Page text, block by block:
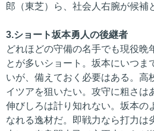
郎（東芝）ら、社会人右腕が候補
3.ショート坂本勇人の後継者
どれほどの守備の名手でも現役晩
とが多いショート。坂本にいつま
いが、備えておく必要はある。高
イツアを狙いたい。攻守に粗さは
伸びしろは計り知れない。坂本の
なれる逸材だ。即戦力なら打力は